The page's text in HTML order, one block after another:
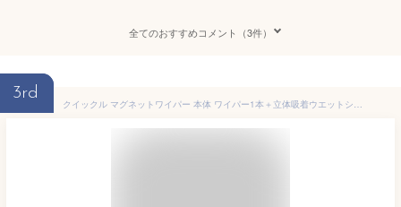
全てのおすすめコメント（3件）
3rd
クイックル マグネットワイパー 本体 ワイパー1本＋立体吸着ウエットシート1枚 アットコスメ